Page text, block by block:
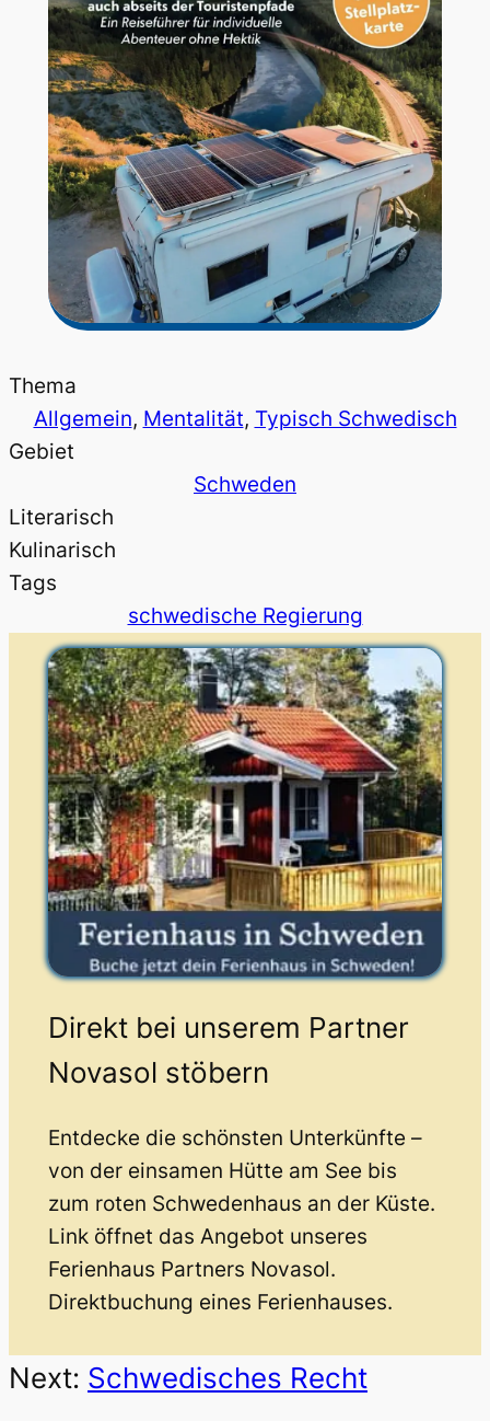
Thema
Allgemein, Mentalität, Typisch Schwedisch
Gebiet
Schweden
Literarisch
Kulinarisch
Tags
schwedische Regierung
Direkt bei unserem Partner
Novasol stöbern
Entdecke die schönsten Unterkünfte –
von der einsamen Hütte am See bis
zum roten Schwedenhaus an der Küste.
Link öffnet das Angebot unseres
Ferienhaus Partners Novasol.
Direktbuchung eines Ferienhauses.
Next: Schwedisches Recht